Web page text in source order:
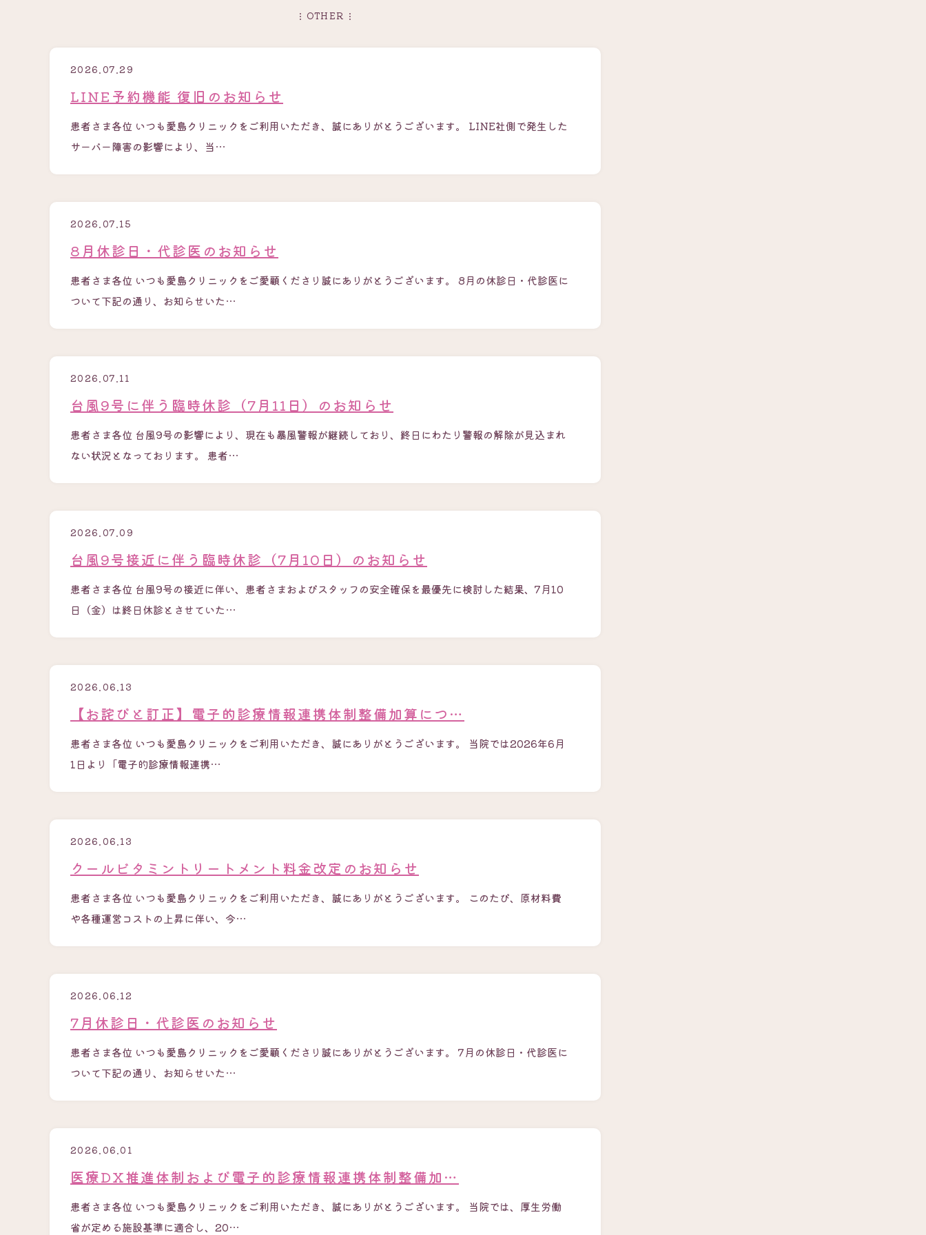
OTHER
2026.07.29
LINE予約機能 復旧のお知らせ
患者さま各位 いつも愛島クリニックをご利用いただき、誠にありがとうございます。 LINE社側で発生した
サーバー障害の影響により、当…
2026.07.15
8月休診日・代診医のお知らせ
患者さま各位 いつも愛島クリニックをご愛顧くださり誠にありがとうございます。 8月の休診日・代診医に
ついて下記の通り、お知らせいた…
2026.07.11
台風9号に伴う臨時休診（7月11日）のお知らせ
患者さま各位 台風9号の影響により、現在も暴風警報が継続しており、終日にわたり警報の解除が見込まれ
ない状況となっております。 患者…
2026.07.09
台風9号接近に伴う臨時休診（7月10日）のお知らせ
患者さま各位 台風9号の接近に伴い、患者さまおよびスタッフの安全確保を最優先に検討した結果、7月10
日（金）は終日休診とさせていた…
2026.06.13
【お詫びと訂正】電子的診療情報連携体制整備加算につ…
患者さま各位 いつも愛島クリニックをご利用いただき、誠にありがとうございます。 当院では2026年6月
1日より「電子的診療情報連携…
2026.06.13
クールビタミントリートメント料金改定のお知らせ
患者さま各位 いつも愛島クリニックをご利用いただき、誠にありがとうございます。 このたび、原材料費
や各種運営コストの上昇に伴い、今…
2026.06.12
7月休診日・代診医のお知らせ
患者さま各位 いつも愛島クリニックをご愛顧くださり誠にありがとうございます。 7月の休診日・代診医に
ついて下記の通り、お知らせいた…
2026.06.01
医療DX推進体制および電子的診療情報連携体制整備加…
患者さま各位 いつも愛島クリニックをご利用いただき、誠にありがとうございます。 当院では、厚生労働
省が定める施設基準に適合し、20…